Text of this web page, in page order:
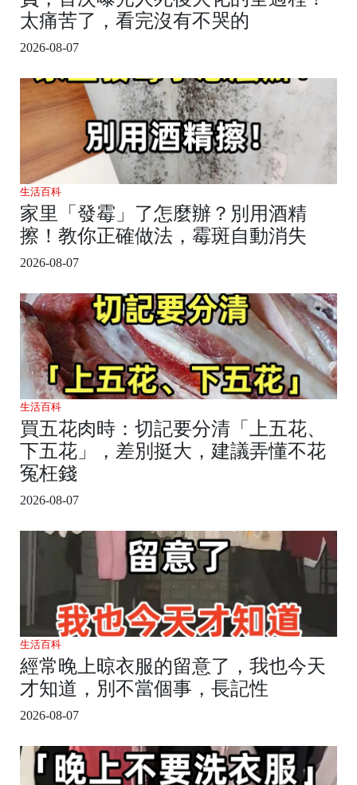
太痛苦了，看完沒有不哭的
2026-08-07
生活百科
家里「發霉」了怎麼辦？別用酒精
擦！教你正確做法，霉斑自動消失
2026-08-07
生活百科
買五花肉時：切記要分清「上五花、
下五花」，差別挺大，建議弄懂不花
冤枉錢
2026-08-07
生活百科
經常晚上晾衣服的留意了，我也今天
才知道，別不當個事，長記性
2026-08-07